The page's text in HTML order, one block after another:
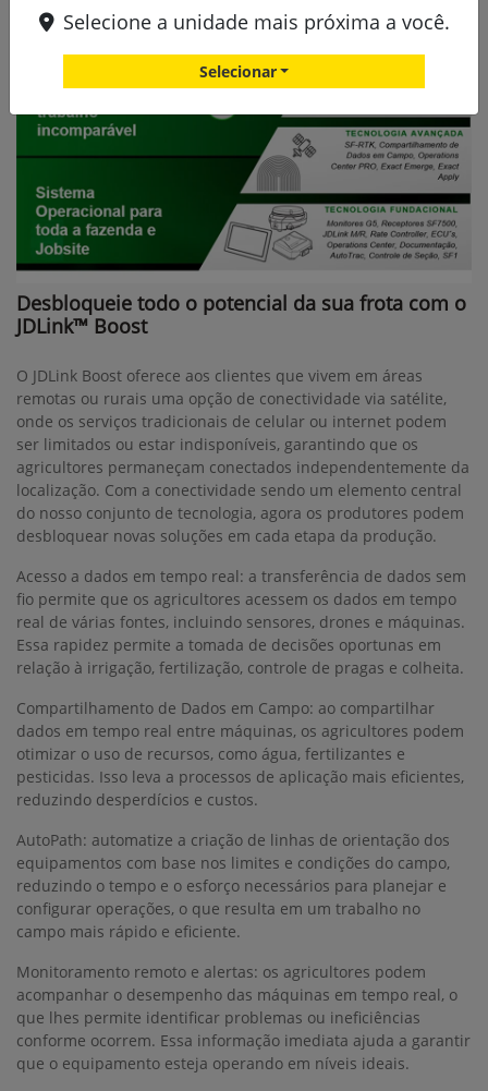
Desbloqueie todo o potencial da sua frota com o
JDLink™ Boost
O JDLink Boost oferece aos clientes que vivem em áreas
remotas ou rurais uma opção de conectividade via satélite,
onde os serviços tradicionais de celular ou internet podem
ser limitados ou estar indisponíveis, garantindo que os
agricultores permaneçam conectados independentemente da
localização. Com a conectividade sendo um elemento central
do nosso conjunto de tecnologia, agora os produtores podem
desbloquear novas soluções em cada etapa da produção.
Acesso a dados em tempo real: a transferência de dados sem
fio permite que os agricultores acessem os dados em tempo
real de várias fontes, incluindo sensores, drones e máquinas.
Essa rapidez permite a tomada de decisões oportunas em
relação à irrigação, fertilização, controle de pragas e colheita.
Compartilhamento de Dados em Campo: ao compartilhar
dados em tempo real entre máquinas, os agricultores podem
otimizar o uso de recursos, como água, fertilizantes e
pesticidas. Isso leva a processos de aplicação mais eficientes,
reduzindo desperdícios e custos.
AutoPath: automatize a criação de linhas de orientação dos
equipamentos com base nos limites e condições do campo,
reduzindo o tempo e o esforço necessários para planejar e
configurar operações, o que resulta em um trabalho no
campo mais rápido e eficiente.
Monitoramento remoto e alertas: os agricultores podem
acompanhar o desempenho das máquinas em tempo real, o
que lhes permite identificar problemas ou ineficiências
conforme ocorrem. Essa informação imediata ajuda a garantir
que o equipamento esteja operando em níveis ideais.
Selecione a unidade mais próxima a você.
Selecionar